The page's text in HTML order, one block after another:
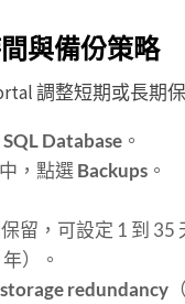
與備份策略
調整短期或長期
Database 。
，點選 Backups 。
保留，可設定 1 到 35
）。
redundancy